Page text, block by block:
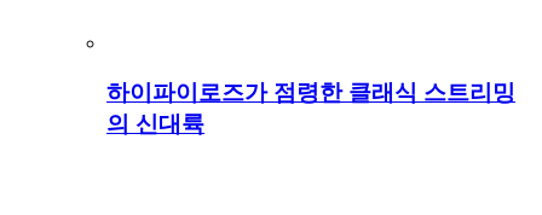
하이파이로즈가 점령한 클래식 스트리밍
의 신대륙